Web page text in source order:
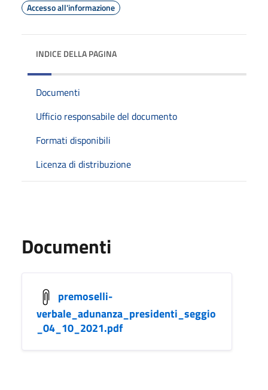
Accesso all'informazione
INDICE DELLA PAGINA
Documenti
Ufficio responsabile del documento
Formati disponibili
Licenza di distribuzione
Documenti
premoselli-
verbale_adunanza_presidenti_seggio
_04_10_2021.pdf